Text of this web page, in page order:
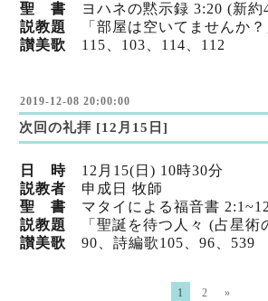
聖 書 ヨハネの黙示録 3:20 (新約
説教題
「部屋は空いてませんか？
讃美歌 115、103 、114 、112
2019-12-08 20:00:00
次回の礼拝 [12月15日]
日 時 12月15(日) 10時30分
説教者 申成日 牧師
聖 書 マタイによる福音書
説教題
「聖誕を待つ人々 (占星術
讃美歌 90、詩編歌105 、96 、539
1 2 »